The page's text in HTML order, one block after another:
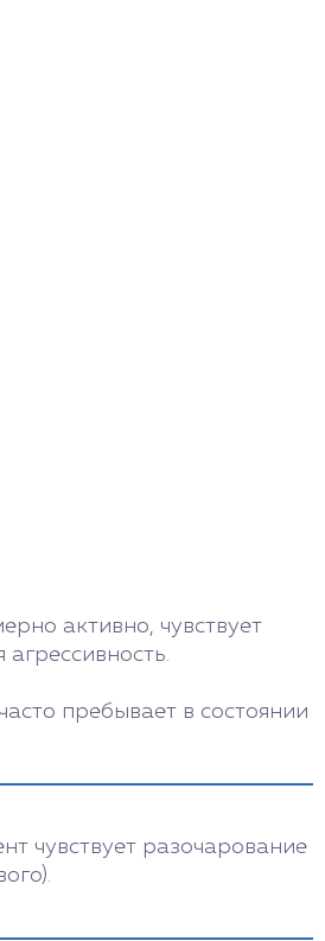
активно, чувствует
пребывает в состоянии
чувствует разочарование